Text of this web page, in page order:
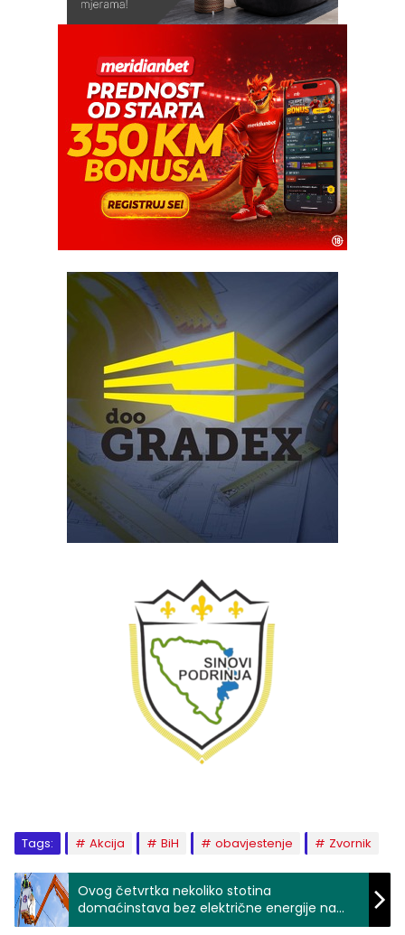
Tags: Akcija BiH obavjestenje Zvornik
Ovog četvrtka nekoliko stotina
domaćinstava bez električne energije na
području Branjeva